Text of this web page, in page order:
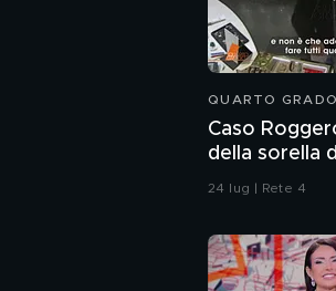
QUARTO GRADO
Caso
della sorella
24 lug | Rete 4